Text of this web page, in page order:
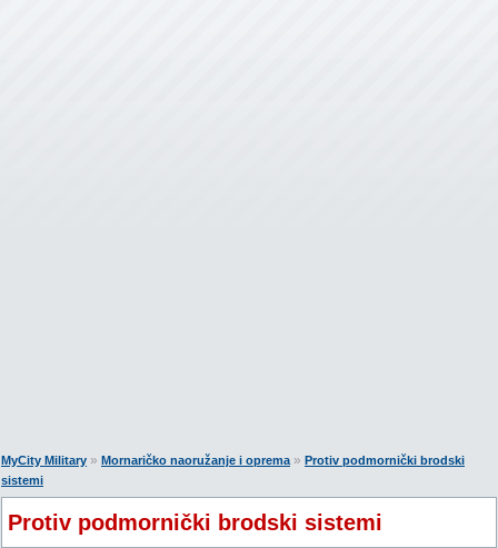
MyCity Military » Mornaričko naoružanje i oprema» Protiv podmornički brodski
sistemi
Protiv podmornički brodski sistemi